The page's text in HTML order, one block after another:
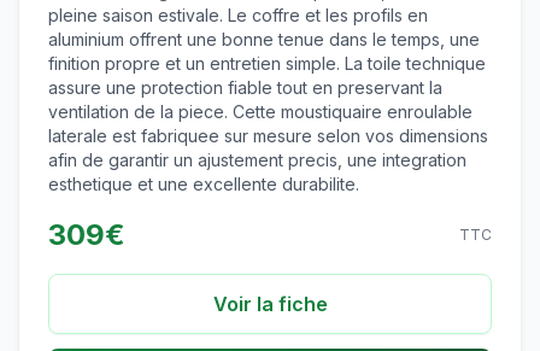
pleine saison estivale. Le coffre et les profils en
aluminium offrent une bonne tenue dans le temps, une
finition propre et un entretien simple. La toile technique
assure une protection fiable tout en preservant la
ventilation de la piece. Cette moustiquaire enroulable
laterale est fabriquee sur mesure selon vos dimensions
afin de garantir un ajustement precis, une integration
esthetique et une excellente durabilite.
309€ TTC
Voir la fiche